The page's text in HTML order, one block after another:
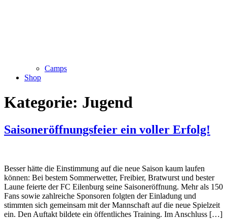
Camps
Shop
Kategorie: Jugend
Saisoneröffnungsfeier ein voller Erfolg!
Besser hätte die Einstimmung auf die neue Saison kaum laufen
können: Bei bestem Sommerwetter, Freibier, Bratwurst und bester
Laune feierte der FC Eilenburg seine Saisoneröffnung. Mehr als 150
Fans sowie zahlreiche Sponsoren folgten der Einladung und
stimmten sich gemeinsam mit der Mannschaft auf die neue Spielzeit
ein. Den Auftakt bildete ein öffentliches Training. Im Anschluss […]